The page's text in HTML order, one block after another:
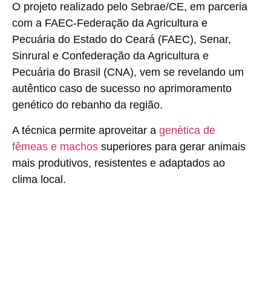
O projeto realizado pelo Sebrae/CE, em parceria
com a FAEC-Federação da Agricultura e
Pecuária do Estado do Ceará (FAEC), Senar,
Sinrural e Confederação da Agricultura e
Pecuária do Brasil (CNA), vem se revelando um
autêntico caso de sucesso no aprimoramento
genético do rebanho da região.
A técnica permite aproveitar a genética de
fêmeas e machos superiores para gerar animais
mais produtivos, resistentes e adaptados ao
clima local.